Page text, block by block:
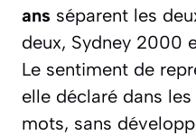
ans séparent les
deux, Sydney 2000
Le sentiment de
elle déclaré dans
mots, sans